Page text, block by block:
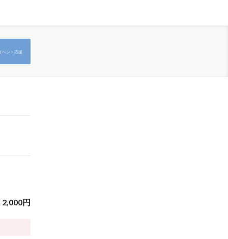
ベント応援
2,000円